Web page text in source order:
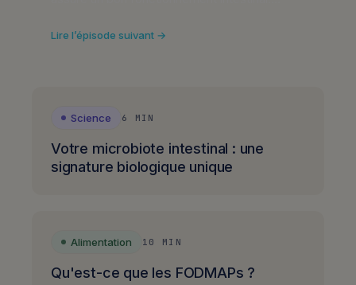
Lire l’épisode suivant →
Science 6 MIN
Votre microbiote intestinal : une
signature biologique unique
Alimentation 10 MIN
Qu'est-ce que les FODMAPs ?